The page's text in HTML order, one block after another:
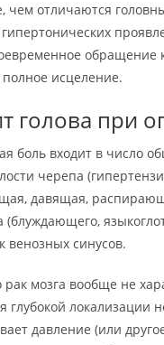
чем отличаются
гипертонических
обращение
полное исцеление.
голова при
боль входит в число
черепа
давящая,
(блуждающего,
венозных синусов.
рак мозга вообще не
глубокой локализации
давление (или